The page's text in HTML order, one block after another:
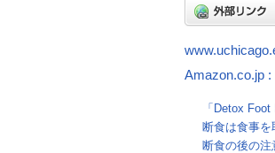
Amazon.co.jp
「Detox
断食は食事
断食の後の注